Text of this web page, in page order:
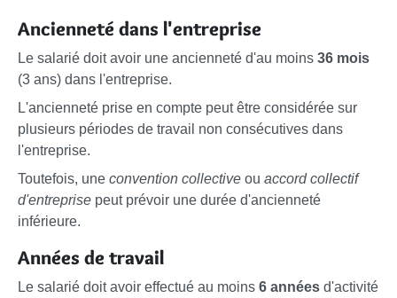
Ancienneté dans l'entreprise
Le salarié doit avoir une ancienneté d'au moins 36 mois
(3 ans) dans l'entreprise.
L'ancienneté prise en compte peut être considérée sur
plusieurs périodes de travail non consécutives dans
l'entreprise.
Toutefois, une convention collective ou accord collectif
d'entreprise peut prévoir une durée d'ancienneté
inférieure.
Années de travail
Le salarié doit avoir effectué au moins 6 années d'activité